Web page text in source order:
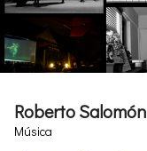
Roberto Salomón
Música